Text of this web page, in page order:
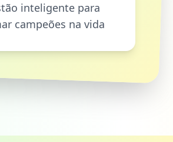
inteligente para
campeões na vida